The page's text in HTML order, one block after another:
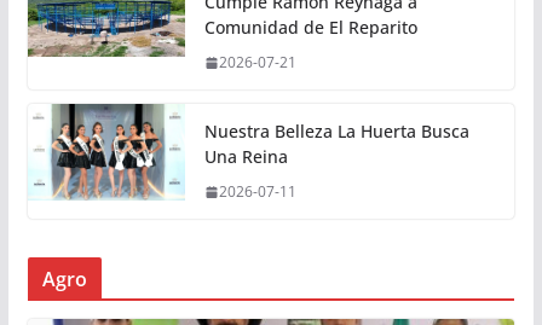
Comunidad de El Reparito
2026-07-21
Nuestra Belleza La Huerta Busca
Una Reina
2026-07-11
Agro